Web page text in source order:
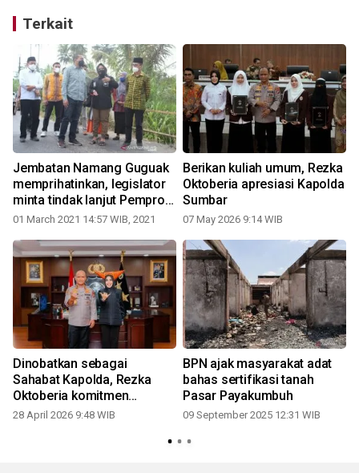
Terkait
Jembatan Namang Guguak
memprihatinkan, legislator
minta tindak lanjut Pemprov
Sumbar
01 March 2021 14:57 WIB, 2021
Berikan kuliah umum, Rezka
Oktoberia apresiasi Kapolda
Sumbar
07 May 2026 9:14 WIB
Dinobatkan sebagai
Sahabat Kapolda, Rezka
Oktoberia komitmen
bereskan persoalan tanah di
28 April 2026 9:48 WIB
BPN ajak masyarakat adat
bahas sertifikasi tanah
Pasar Payakumbuh
09 September 2025 12:31 WIB